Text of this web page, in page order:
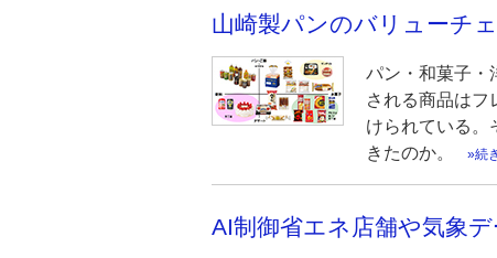
山崎製パンのバリューチ
パン・和菓子・
される商品はフ
けられている。
きたのか。
続
AI制御省エネ店舗や気象